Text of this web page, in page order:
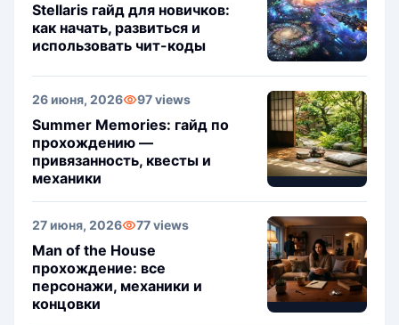
Stellaris гайд для новичков:
как начать, развиться и
использовать чит-коды
26 июня, 2026 97 views
Summer Memories: гайд по
прохождению —
привязанность, квесты и
механики
27 июня, 2026 77 views
Man of the House
прохождение: все
персонажи, механики и
концовки